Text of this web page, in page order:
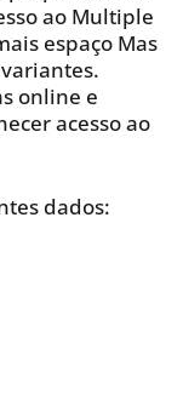
ao Multiple
espaço Mas
online e
acesso ao
dados: